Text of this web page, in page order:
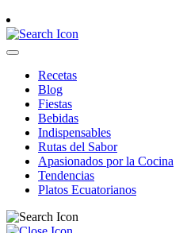
Recetas
Blog
Fiestas
Bebidas
Indispensables
Rutas del Sabor
Apasionados por la Cocina
Tendencias
Platos Ecuatorianos